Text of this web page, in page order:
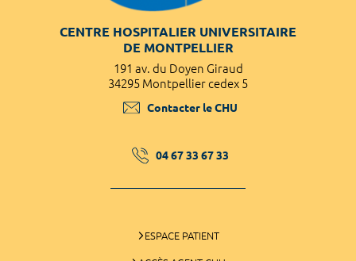
CENTRE HOSPITALIER UNIVERSITAIRE
DE MONTPELLIER
191 av. du Doyen Giraud
34295 Montpellier cedex 5
Contacter le CHU
04 67 33 67 33
ESPACE PATIENT